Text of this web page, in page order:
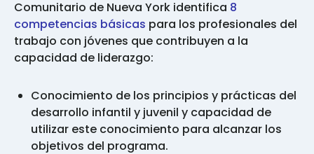
Comunitario de Nueva York identifica 8
competencias básicas para los profesionales del
trabajo con jóvenes que contribuyen a la
capacidad de liderazgo:
Conocimiento de los principios y prácticas del
desarrollo infantil y juvenil y capacidad de
utilizar este conocimiento para alcanzar los
objetivos del programa.